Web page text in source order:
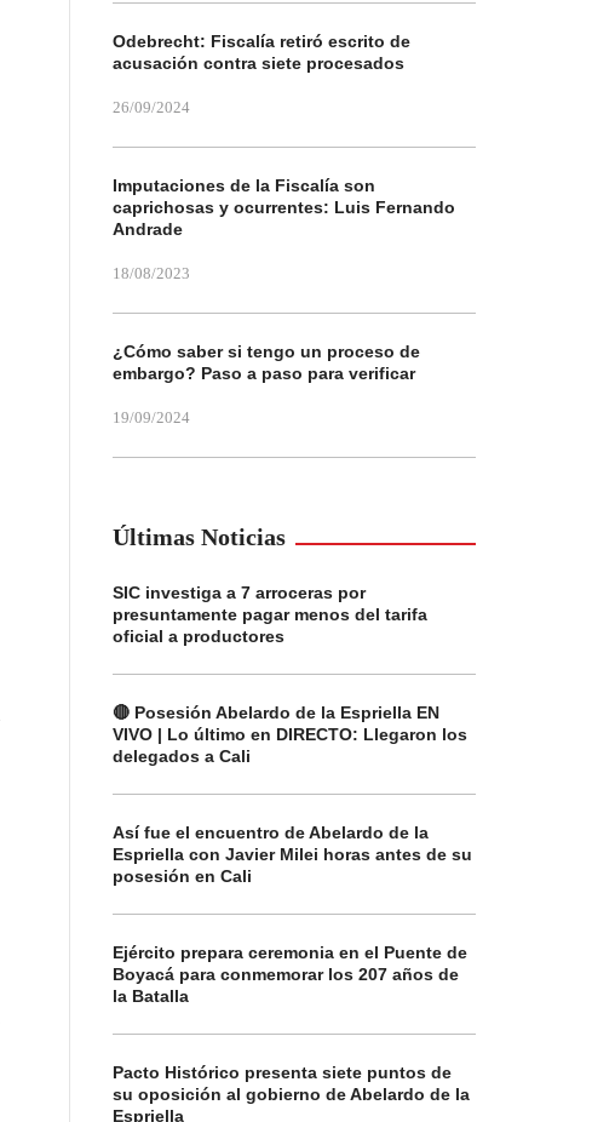
Odebrecht: Fiscalía retiró escrito de
acusación contra siete procesados
26/09/2024
Imputaciones de la Fiscalía son
caprichosas y ocurrentes: Luis Fernando
Andrade
18/08/2023
¿Cómo saber si tengo un proceso de
embargo? Paso a paso para verificar
19/09/2024
Últimas Noticias
SIC investiga a 7 arroceras por
presuntamente pagar menos del tarifa
oficial a productores
🔴 Posesión Abelardo de la Espriella EN
VIVO | Lo último en DIRECTO: Llegaron los
delegados a Cali
Así fue el encuentro de Abelardo de la
Espriella con Javier Milei horas antes de su
posesión en Cali
Ejército prepara ceremonia en el Puente de
Boyacá para conmemorar los 207 años de
la Batalla
Pacto Histórico presenta siete puntos de
su oposición al gobierno de Abelardo de la
Espriella